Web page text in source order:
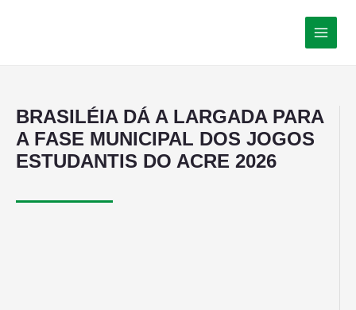
BRASILÉIA DÁ A LARGADA PARA
A FASE MUNICIPAL DOS JOGOS
ESTUDANTIS DO ACRE 2026